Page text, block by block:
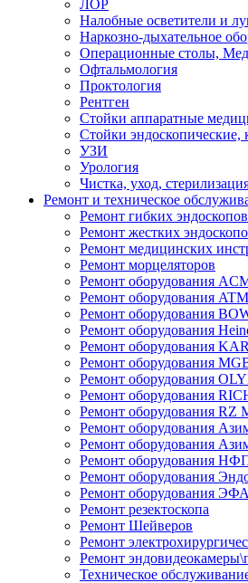
ЛОР
Налобные осветители и
Наркозно-дыхательное
Операционные столы,
Офтальмология
Проктология
Рентген
Стойки аппаратные
Стойки эндоскопические,
УЗИ
Урология
Чистка, уход,
Ремонт и техническое
Ремонт гибких эндоскопов
Ремонт жестких
Ремонт медицинских
Ремонт морцеляторов
Ремонт оборудования
Ремонт оборудования
Ремонт оборудования
Ремонт оборудования
Ремонт оборудования
Ремонт оборудования
Ремонт оборудования
Ремонт оборудования
Ремонт оборудования RZ
Ремонт оборудования
Ремонт оборудования
Ремонт оборудования
Ремонт оборудования
Ремонт оборудования
Ремонт резектоскопа
Ремонт Шейверов
Ремонт
Ремонт
Техническое